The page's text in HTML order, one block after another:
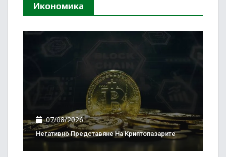
Икономика
07/08/2026
Негативно Представяне На Криптопазарите